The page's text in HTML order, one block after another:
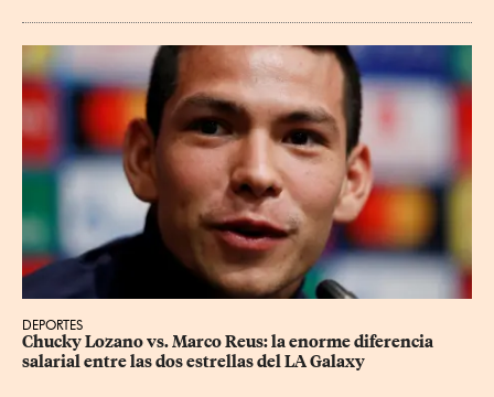
DEPORTES
Chucky Lozano vs. Marco Reus: la enorme diferencia
salarial entre las dos estrellas del LA Galaxy